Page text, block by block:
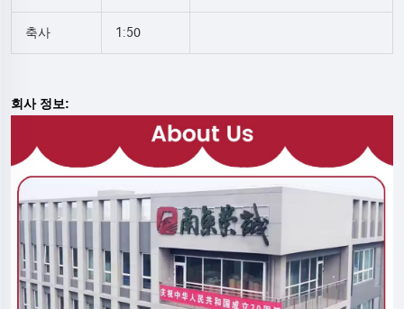
축사 1:50
회사 정보: